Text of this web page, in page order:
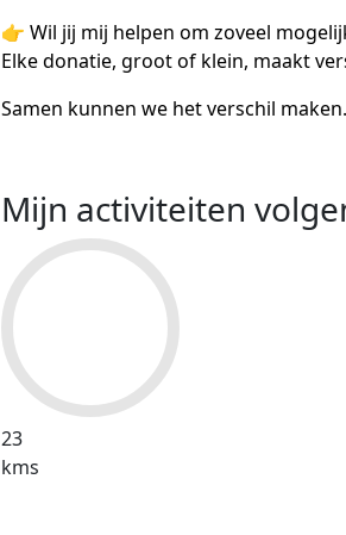
👉 Wil jij mij helpen om zoveel
Elke donatie, groot of klein, maakt
Samen kunnen we het verschil
Mijn activiteiten
23
kms